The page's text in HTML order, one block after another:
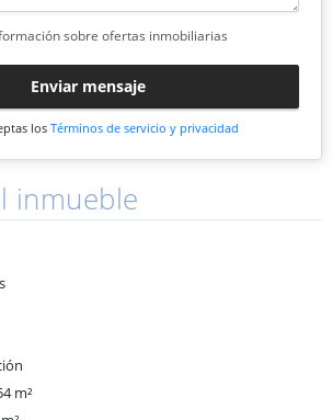
sobre ofertas inmobiliarias
Enviar mensaje
los Términos de servicio y privacidad
inmueble
m²